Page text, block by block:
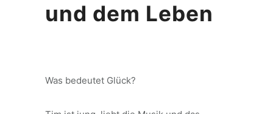
und dem Leben
Was bedeutet Glück?